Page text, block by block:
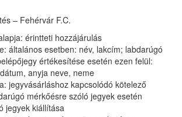
– Fehérvár F.C.
érintteti hozzájárulás
általános esetben: név, lakcím; labdarúgó
értékesítése esetén ezen felül:
anyja neve, neme
jegyvásárláshoz kapcsolódó kötelező
mérkőésre szóló jegyek esetén
jegyek kiállítása